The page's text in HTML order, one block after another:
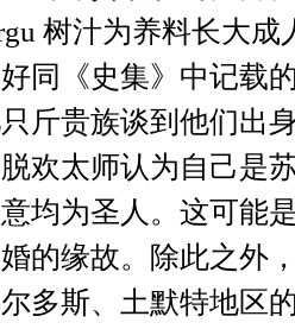
树汁为养料长大
同《史集》中记载
斤贵族谈到他们出
欢太师认为自己是
均为圣人。这可能
的缘故。除此之外
多斯、土默特地区